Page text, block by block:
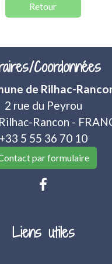
Retour
Coordonnées
de Rilhac-
2 rue du Peyrou
Rancon -
+33 5 55 36 70 10
par formulaire
Liens utiles